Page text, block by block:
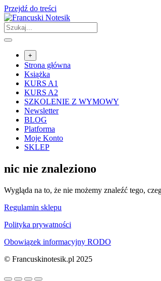
Przejdź do treści
+
Strona główna
Książka
KURS A1
KURS A2
SZKOLENIE Z WYMOWY
Newsletter
BLOG
Platforma
Moje Konto
SKLEP
nic nie znaleziono
Wygląda na to, że nie możemy znaleźć tego,
Regulamin sklepu
Polityka prywatności
Obowiązek informacyjny RODO
© Francuskinotesik.pl 2025